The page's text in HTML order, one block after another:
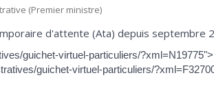
(Premier ministre)
d'attente (Ata) depuis septembre
guichet-virtuel-particuliers/
guichet-virtuel-particuliers/